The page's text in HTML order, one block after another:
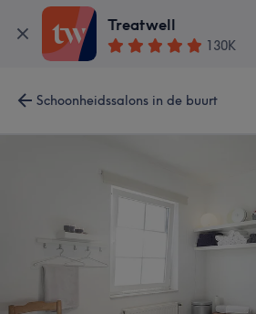
Treatwell
130K
Schoonheidssalons in de buurt